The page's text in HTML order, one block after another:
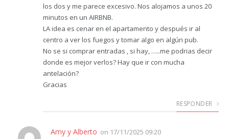
los dos y me parece excesivo. Nos alojamos a unos 20
minutos en un AIRBNB.
LA idea es cenar en el apartamento y después ir al
centro a ver los fuegos y tomar algo en algún pub.
No se si comprar entradas , si hay, …..me podrias decir
donde es mejor verlos? Hay que ir con mucha
antelación?
Gracias
RESPONDER
Amy y Alberto on 17/11/2025 09:20